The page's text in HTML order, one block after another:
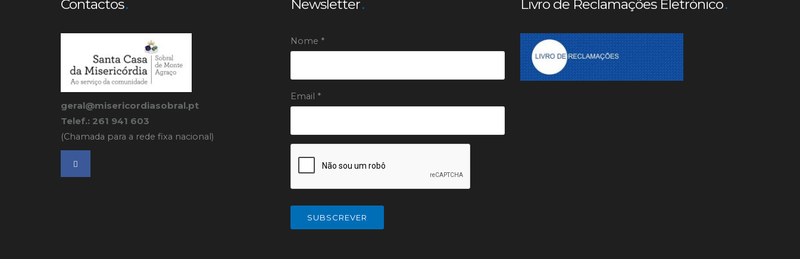
Contactos
geral@misericordiasobral.pt
Telef.: 261 941 603
(Chamada para a rede fixa nacional)
Newsletter
Nome *
Email *
Livro de Reclamações Eletrónico